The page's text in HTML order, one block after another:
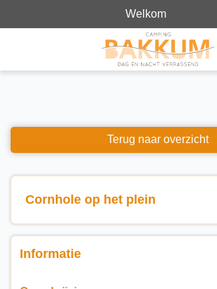
Welkom
Terug naar overzicht
Cornhole op het plein
Informatie